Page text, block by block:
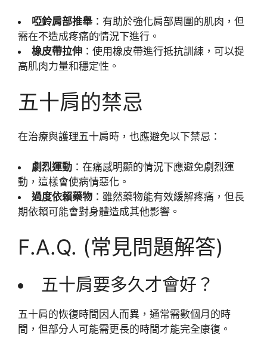
啞鈴肩部推舉：有助於強化肩部周圍的肌肉，但
需在不造成疼痛的情況下進行。
橡皮帶拉伸 ：使用橡皮帶進行抵抗訓練，可以提
高肌肉力量和穩定性。
五十肩的禁忌
在治療與護理五十肩時，也應避免以下禁忌：
劇烈運動 ：在痛感明顯的情況下應避免劇烈運
動，這樣會使病情惡化。
過度依賴藥物 ：雖然藥物能有效緩解疼痛，但長
期依賴可能會對身體造成其他影響。
F.A.Q. (常見問題解答)
五十肩要多久才會好？
五十肩的恢復時間因人而異，通常需數個月的時
間，但部分人可能需更長的時間才能完全康復。